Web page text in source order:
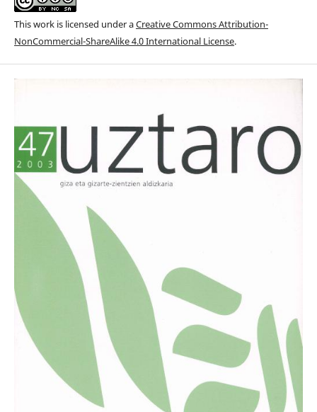
This work is licensed under aCreative Commons Attribution-
NonCommercial-ShareAlike 4.0 International License.